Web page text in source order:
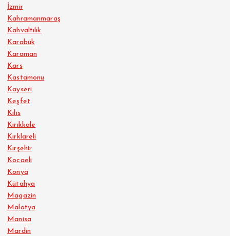
İzmir
Kahramanmaraş
Kahvaltılık
Karabük
Karaman
Kars
Kastamonu
Kayseri
Keşfet
Kilis
Kırıkkale
Kırklareli
Kırşehir
Kocaeli
Konya
Kütahya
Magazin
Malatya
Manisa
Mardin